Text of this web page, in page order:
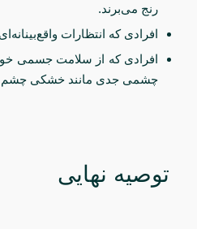
رنج می‌برند.
افرادی که انتظارات
افرادی که از سلامت جسمی
چشمی جدی مانند خشکی چشم
توصیه نهایی